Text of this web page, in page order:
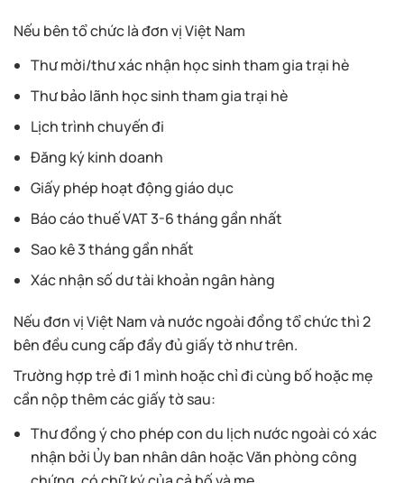
Nếu bên tổ chức là đơn vị Việt Nam
Thư mời/thư xác nhận học sinh tham gia trại hè
Thư bảo lãnh học sinh tham gia trại hè
Lịch trình chuyến đi
Đăng ký kinh doanh
Giấy phép hoạt động giáo dục
Báo cáo thuế VAT 3-6 tháng gần nhất
Sao kê 3 tháng gần nhất
Xác nhận số dư tài khoản ngân hàng
Nếu đơn vị Việt Nam và nước ngoài đồng tổ chức thì 2
bên đều cung cấp đầy đủ giấy tờ như trên.
Trường hợp trẻ đi 1 mình hoặc chỉ đi cùng bố hoặc mẹ
cần nộp thêm các giấy tờ sau:
Thư đồng ý cho phép con du lịch nước ngoài có xác
nhận bởi Ủy ban nhân dân hoặc Văn phòng công